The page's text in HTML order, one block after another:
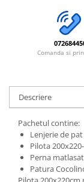
Comanda si
Descriere
Pachetul contine:
Lenjerie de
Pilota 200x220-
Perna
Patura